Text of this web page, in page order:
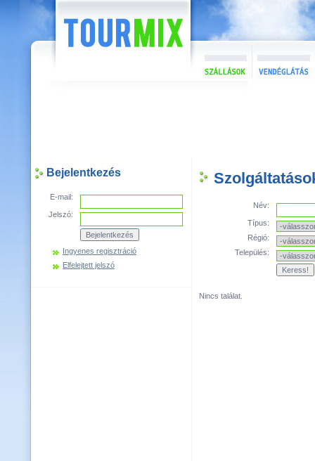
Bejelentkezés
E-mail:
Jelszó:
Ingyenes regisztráció
Elfelejtett jelszó
Név:
Típus:
Régió:
Település:
Nincs találat.